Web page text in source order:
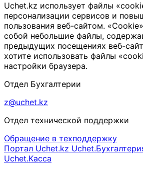
Uchet.kz использует файлы
персонализации сервисов и
пользования веб-сайтом.
собой небольшие файлы,
предыдущих посещениях веб-
хотите использовать файлы
настройки браузера.
Отдел Бухгалтерии
z@uchet.kz
Отдел технической поддержки
Обращение в техподдержку
Портал Uchet.kz
Uchet.Касса